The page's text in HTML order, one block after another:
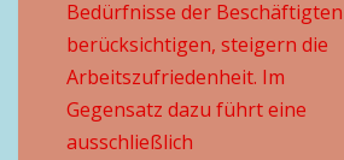
Bedürfnisse der Beschäftigten
berücksichtigen, steigern die
Arbeitszufriedenheit. Im
Gegensatz dazu führt eine
ausschließlich